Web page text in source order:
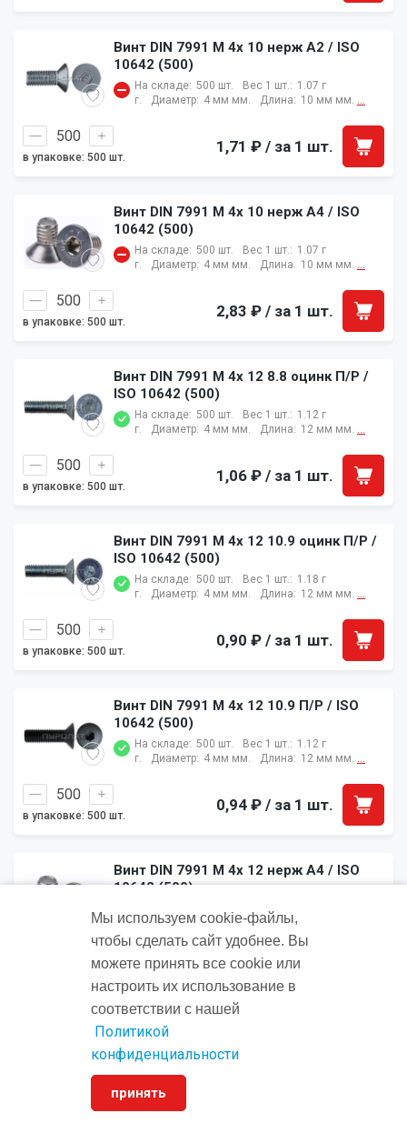
Винт DIN 7991 M 4x 10 нерж A2 / ISO
10642 (500)
На складе: 500 шт. Вес 1 шт.: 1.07 г
г.
Диаметр: 4 мм мм. Длина: 10 мм мм. ...
в упаковке: 500 шт.
1,71 ₽ / за 1 шт.
Винт DIN 7991 M 4x 10 нерж A4 / ISO
10642 (500)
На складе: 500 шт. Вес 1 шт.: 1.07 г
г.
Диаметр: 4 мм мм. Длина: 10 мм мм. ...
в упаковке: 500 шт.
2,83 ₽ / за 1 шт.
Винт DIN 7991 M 4x 12 8.8 оцинк П/Р /
ISO 10642 (500)
На складе: 500 шт. Вес 1 шт.: 1.12 г
г.
Диаметр: 4 мм мм. Длина: 12 мм мм. ...
в упаковке: 500 шт.
1,06 ₽ / за 1 шт.
Винт DIN 7991 M 4x 12 10.9 оцинк П/Р /
ISO 10642 (500)
На складе: 500 шт. Вес 1 шт.: 1.18 г
г.
Диаметр: 4 мм мм. Длина: 12 мм мм. ...
в упаковке: 500 шт.
0,90 ₽ / за 1 шт.
Винт DIN 7991 M 4x 12 10.9 П/Р / ISO
10642 (500)
На складе: 500 шт. Вес 1 шт.: 1.12 г
г.
Диаметр: 4 мм мм. Длина: 12 мм мм. ...
в упаковке: 500 шт.
0,94 ₽ / за 1 шт.
Винт DIN 7991 M 4x 12 нерж A4 / ISO
10642 (500)
Вес 1 шт.:
г.
Диаметр: 4 мм мм. Длина:
в упаковке: 500 шт.
2,84 ₽/ за 1 шт.
Винт DIN 7991 M 4x 14 8.8 оцинк П/Р /
ISO 10642 (500)
На складе:
г.
Диаметр:
Мы используем cookie‑файлы,
чтобы сделать сайт удобнее. Вы
можете принять все cookie или
настроить их использование в
соответствии с нашей
Политикой
конфиденциальности
принять